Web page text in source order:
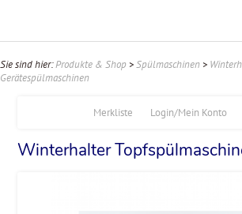
Sie sind hier:Produkte & Shop >Spülmaschinen >
Gerätespülmaschinen
Login/Mein Konto
Merkliste
Winterhalter